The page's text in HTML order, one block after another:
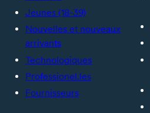
Jeunes (18-39)
Nouvelles et nouveaux
arrivants
Technologiques
Professionel.les
Fournisseurs